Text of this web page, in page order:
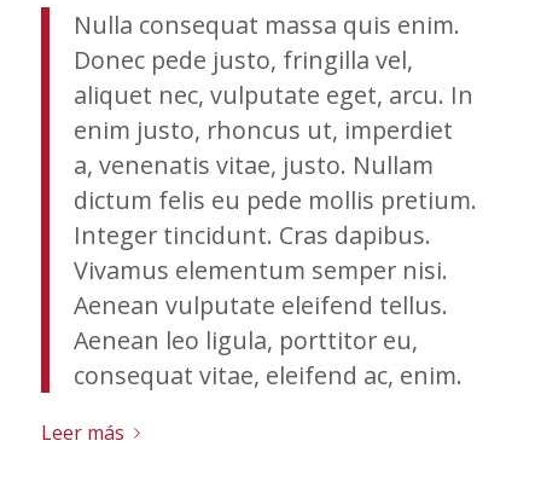
Nulla consequat massa quis enim.
Donec pede justo, fringilla vel,
aliquet nec, vulputate eget, arcu. In
enim justo, rhoncus ut, imperdiet
a, venenatis vitae, justo. Nullam
dictum felis eu pede mollis pretium.
Integer tincidunt. Cras dapibus.
Vivamus elementum semper nisi.
Aenean vulputate eleifend tellus.
Aenean leo ligula, porttitor eu,
consequat vitae, eleifend ac, enim.
Leer más